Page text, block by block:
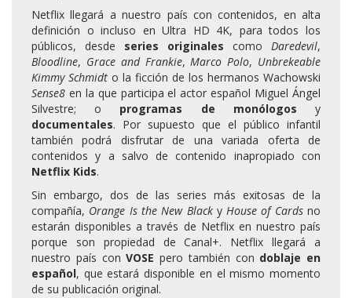
Netflix llegará a nuestro país con contenidos, en alta
definición o incluso en Ultra HD 4K, para todos los
públicos, desde series originales como Daredevil,
Bloodline, Grace and Frankie,Marco Polo, Unbrekeable
Kimmy Schmidt o la ficción de los hermanos Wachowski
Sense8 en la que participa el actor español Miguel Ángel
Silvestre; o programas de monólogos y
documentales. Por supuesto que el público infantil
también podrá disfrutar de una variada oferta de
contenidos y a salvo de contenido inapropiado con
Netflix Kids.
Sin embargo, dos de las series más exitosas de la
compañía, Orange Is the New BlackyHouse of Cardsno
estarán disponibles a través de Netflix en nuestro país
porque son propiedad de Canal+. Netflix llegará a
nuestro país conVOSE pero también con doblaje en
español, que estará disponible en el mismo momento
de su publicación original.